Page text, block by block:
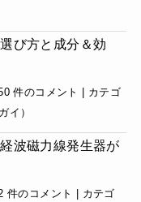
び方と成分＆効
件のコメント
カテゴ
イ）
波磁力線発生器が
件のコメント
カテゴ